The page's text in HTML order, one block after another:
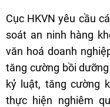
Cục HKVN yêu cầu
soát an ninh hàng
văn hoá doanh
tăng cường bồi
kỷ luật, tăng cường
thực hiện nghiêm